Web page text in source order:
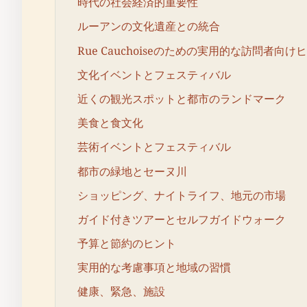
ルーアンの文化遺産との統合
Rue Cauchoiseのための実用的な訪問者向け
文化イベントとフェスティバル
近くの観光スポットと都市のランドマーク
美食と食文化
芸術イベントとフェスティバル
都市の緑地とセーヌ川
ショッピング、ナイトライフ、地元の市場
ガイド付きツアーとセルフガイドウォーク
予算と節約のヒント
実用的な考慮事項と地域の習慣
健康、緊急、施設